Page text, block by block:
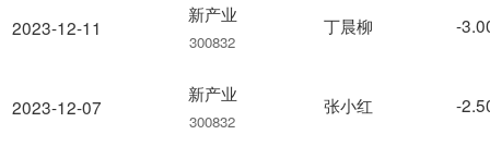
2023-12-11
2023-12-07
新产业
300832
丁晨柳 -
新产业
300832
张小红 -